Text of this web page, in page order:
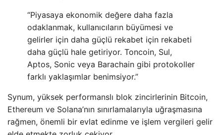
“Piyasaya ekonomik değere daha fazla
odaklanmak, kullanıcıların büyümesi ve
gelirler için daha güçlü rekabet için rekabeti
daha güçlü hale getiriyor. Toncoin, Sul,
Aptos, Sonic veya Barachain gibi protokoller
farklı yaklaşımlar benimsiyor.”
Synum, yüksek performanslı blok zincirlerinin Bitcoin,
Ethereum ve Solana’nın sınırlamalarıyla uğraşmasına
rağmen, önemli bir evlat edinme ve işlem vergileri gelir